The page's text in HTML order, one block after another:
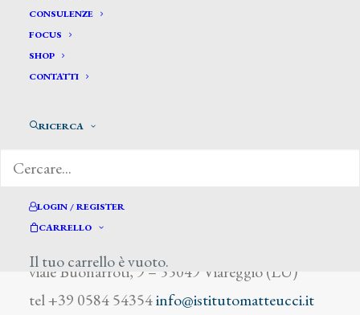
CONSULENZE
FOCUS
SHOP
CONTATTI
RICERCA
LOGIN / REGISTER
CARRELLO
Il tuo carrello è vuoto.
Romani Romolo
viale Buonarroti, 9 – 55049 Viareggio (LU)
tel +39 0584 54354info@istitutomatteucci.it